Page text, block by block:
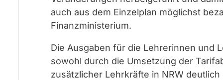
auch aus dem Einzelplan möglichst
Finanzministerium.
Die Ausgaben für die Lehrerinnen und
sowohl durch die Umsetzung der
zusätzlicher Lehrkräfte in NRW